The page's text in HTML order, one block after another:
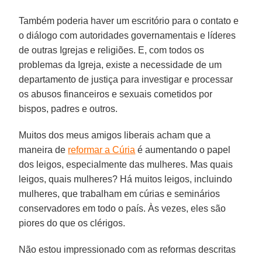
Também poderia haver um escritório para o contato e
o diálogo com autoridades governamentais e líderes
de outras Igrejas e religiões. E, com todos os
problemas da Igreja, existe a necessidade de um
departamento de justiça para investigar e processar
os abusos financeiros e sexuais cometidos por
bispos, padres e outros.
Muitos dos meus amigos liberais acham que a
maneira de reformar a Cúria é aumentando o papel
dos leigos, especialmente das mulheres. Mas quais
leigos, quais mulheres? Há muitos leigos, incluindo
mulheres, que trabalham em cúrias e seminários
conservadores em todo o país. Às vezes, eles são
piores do que os clérigos.
Não estou impressionado com as reformas descritas